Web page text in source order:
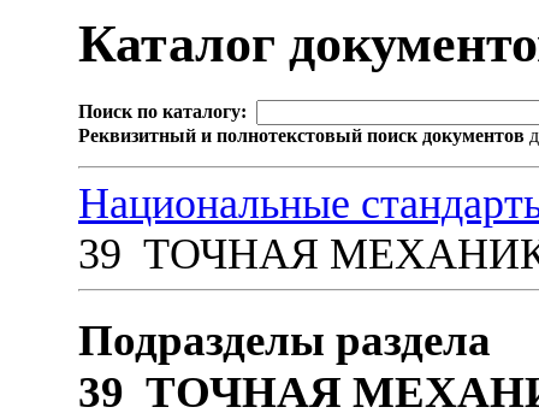
Каталог
Поиск по каталогу:
Реквизитный и полнотекстовый поиск документов
Национальные
39 ТОЧНАЯ
Подразделы раздела
39 ТОЧНАЯ